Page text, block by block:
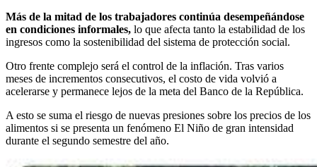
Más de la mitad de los trabajadores continúa desempeñándose
en condiciones informales, lo que afecta tanto la estabilidad de los
ingresos como la sostenibilidad del sistema de protección social.
Otro frente complejo será el control de la inflación. Tras varios
meses de incrementos consecutivos, el costo de vida volvió a
acelerarse y permanece lejos de la meta del Banco de la República.
A esto se suma el riesgo de nuevas presiones sobre los precios de los
alimentos si se presenta un fenómeno El Niño de gran intensidad
durante el segundo semestre del año.